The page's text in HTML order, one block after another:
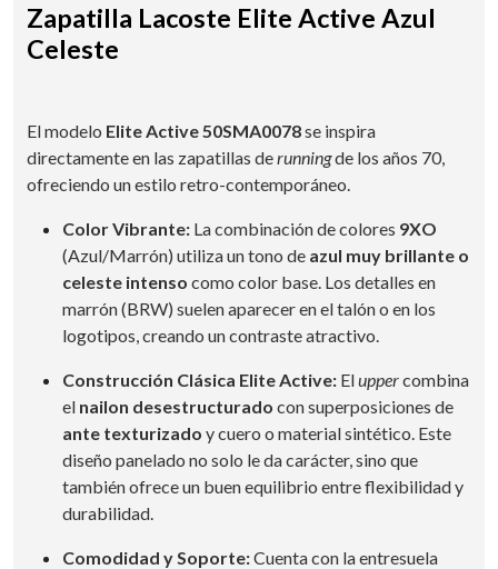
Zapatilla Lacoste Elite Active Azul
Celeste
El modelo Elite Active 50SMA0078se inspira
directamente en las zapatillas derunningde los años 70,
ofreciendo un estilo retro-contemporáneo.
Color Vibrante: La combinación de colores 9XO
(Azul/Marrón) utiliza un tono de azul muy brillante o
celeste intenso como color base. Los detalles en
marrón (BRW) suelen aparecer en el talón o en los
logotipos, creando un contraste atractivo.
Construcción Clásica Elite Active: Eluppercombina
el nailon desestructurado con superposiciones de
ante texturizado y cuero o material sintético. Este
diseño panelado no solo le da carácter, sino que
también ofrece un buen equilibrio entre flexibilidad y
durabilidad.
Comodidad y Soporte:Cuenta con la entresuela